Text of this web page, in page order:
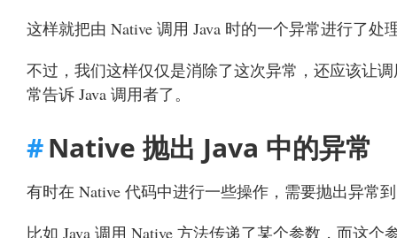
这样就把由 Native 调用 Java 时的一个异常进行了
不过，我们这样仅仅是消除了这次异常，还应该让
常告诉 Java 调用者了。
Native 抛出 Java 中的异常
有时在 Native 代码中进行一些操作，需要抛出异常
比如 Java 调用 Native 方法传递了某个参数，而这